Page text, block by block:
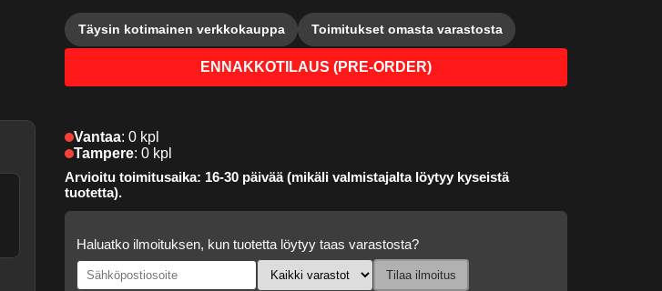
Täysin kotimainen verkkokauppa Toimitukset omasta varastosta
ENNAKKOTILAUS (PRE-ORDER)
Vantaa: 0 kpl
Tampere: 0 kpl
Arvioitu toimitusaika: 16-30 päivää (mikäli valmistajalta löytyy kyseistä
tuotetta).
Haluatko ilmoituksen, kun tuotetta löytyy taas varastosta?
Tilaa ilmoitus